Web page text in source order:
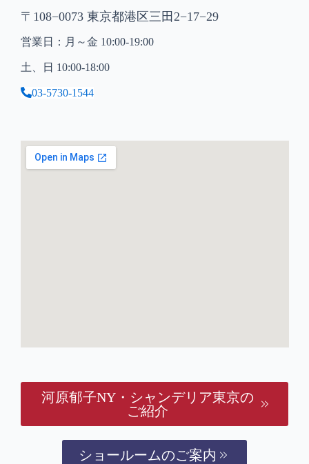
〒108−0073 東京都港区三田2−17−29
営業日：月～金 10:00-19:00
土、日 10:00-18:00
03-5730-1544
河原郁子NY・シャンデリア東京の
ご紹介
ショールームのご案内